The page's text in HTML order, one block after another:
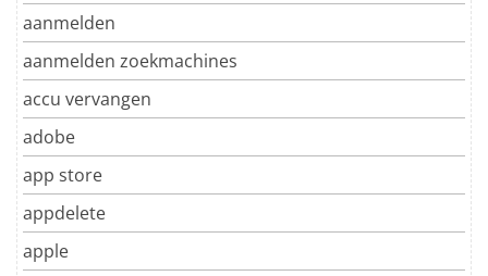
aanmelden
aanmelden zoekmachines
accu vervangen
adobe
app store
appdelete
apple